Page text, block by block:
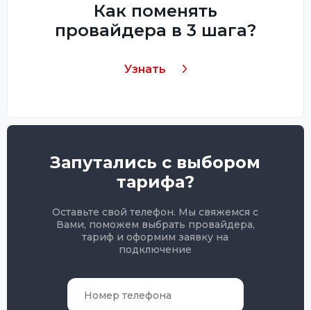
Как поменять
провайдера в 3 шага?
Узнать
Запутались с выбором
тарифа?
Оставьте свой телефон. Мы свяжемся с
Вами, поможем выбрать провайдера,
тариф и оформим заявку на
подключение